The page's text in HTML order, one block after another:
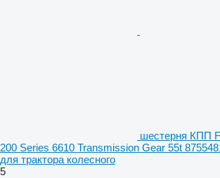
шестерня КПП
200 Series 6610 Transmission Gear 55t
для трактора колесного
5